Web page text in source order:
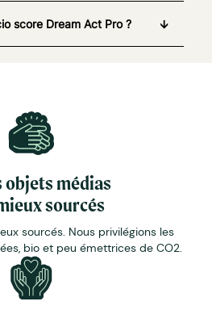
score Dream Act Pro ?
objets médias
sourcés
sourcés. Nous privilégions les
bio et peu émettrices de CO2.